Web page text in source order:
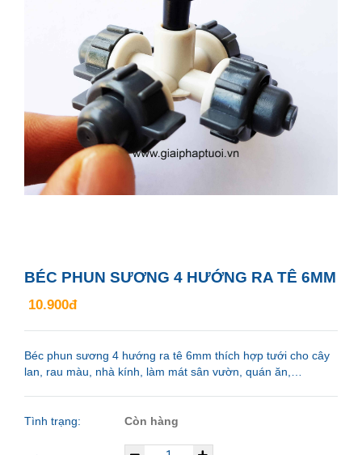
BÉC PHUN SƯƠNG 4 HƯỚNG RA TÊ 6MM
10.900đ
Béc phun sương 4 hướng ra tê 6mm thích hợp tưới cho cây
lan, rau màu, nhà kính, làm mát sân vườn, quán ăn,…
Tình trạng: Còn hàng